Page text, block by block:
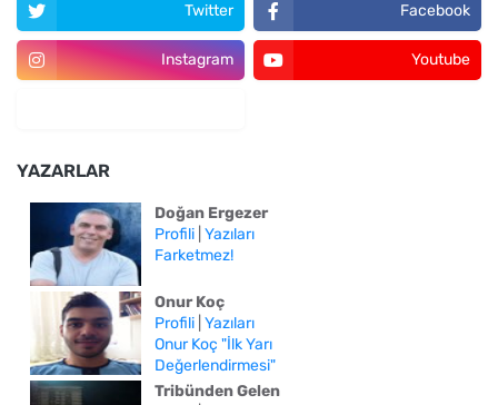
Twitter Facebook
Instagram Youtube
YAZARLAR
Doğan Ergezer
Profili Yazıları
Farketmez!
Onur Koç
Profili Yazıları
Onur Koç "İlk Yarı
Değerlendirmesi"
Tribünden Gelen